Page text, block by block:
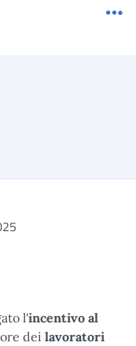
l'incentivo al
dei lavoratori